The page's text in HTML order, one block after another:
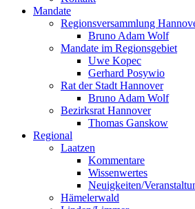
Mandate
Regionsversammlung
Bruno Adam Wolf
Mandate im Regionsgebiet
Uwe Kopec
Gerhard Posywio
Rat der Stadt Hannover
Bruno Adam Wolf
Bezirksrat Hannover
Thomas Ganskow
Regional
Laatzen
Kommentare
Wissenwertes
Neuigkeiten/
Hämelerwald